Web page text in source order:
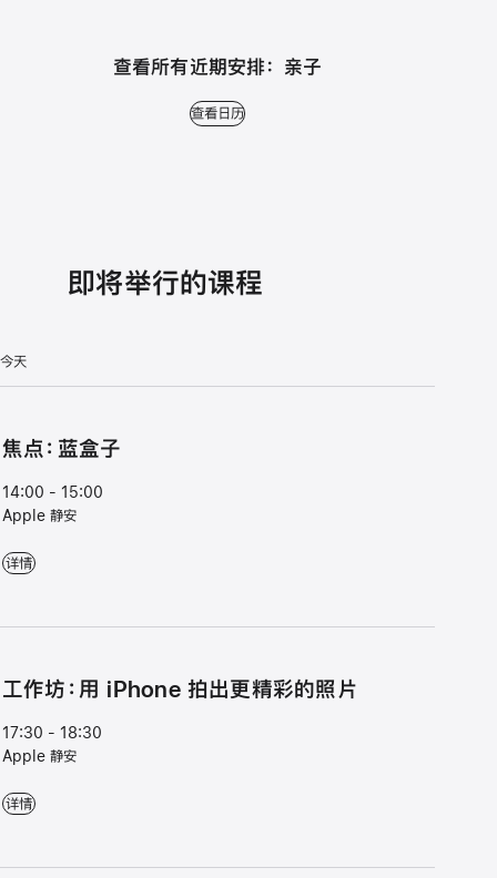
查看所有近期安排： 亲子
查看日历
即将举行的课程
今天
焦点：⁠蓝盒子
14:00 - 15:00
Apple 静安
焦点：⁠蓝盒子 - 14:00 - 15:00 - Apple 静安
详情
工作坊：用 iPhone 拍出更精彩的照片
17:30 - 18:30
Apple 静安
工作坊：用 iPhone 拍出更精彩的照片 - 17:30 - 18:30 - Apple 静安
详情